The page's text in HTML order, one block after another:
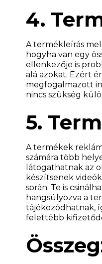
4.
A termékleírás
hogyha van egy
ellenkezője is
alá azokat. Ezért
megfogalmazott
nincs szükség
5.
A termékek
számára több
látogathatnak az
készítsenek
során. Te is
hangsúlyozva a
tájékozódhatnak,
felettébb